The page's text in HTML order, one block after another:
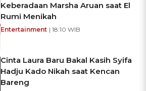
Keberadaan Marsha Aruan saat El
Rumi Menikah
Entertainment | 18:10 WIB
Cinta Laura Baru Bakal Kasih Syifa
Hadju Kado Nikah saat Kencan
Bareng